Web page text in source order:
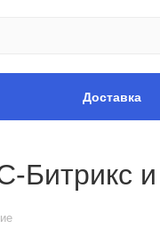
Доставка
Битрикс